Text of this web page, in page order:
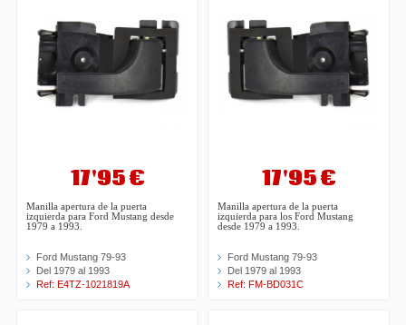
17'95 €
Manilla apertura de la puerta
izquierda para Ford Mustang desde
1979 a 1993.
Ford Mustang 79-93
Del 1979 al 1993
Ref: E4TZ-1021819A
17'95 €
Manilla apertura de la puerta
izquierda para los Ford Mustang
desde 1979 a 1993.
Ford Mustang 79-93
Del 1979 al 1993
Ref: FM-BD031C